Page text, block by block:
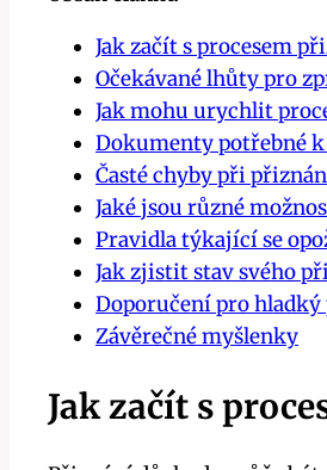
Jak začít s procesem
Očekávané lhůty pro
Jak mohu urychlit
Dokumenty potřebné
Časté chyby při
Jaké jsou různé
Pravidla týkající se
Jak zjistit stav svého
Doporučení pro
Závěrečné myšlenky
Jak začít s